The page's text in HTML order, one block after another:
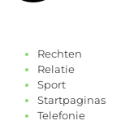
Rechten
Relatie
Sport
Startpaginas
Telefonie